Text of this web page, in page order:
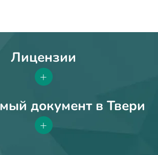
Лицензии
+
документ в Твери
+